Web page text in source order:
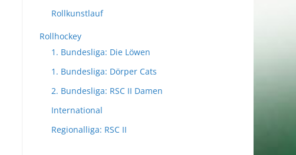
Rollkunstlauf
Rollhockey
1. Bundesliga: Die Löwen
1. Bundesliga: Dörper Cats
2. Bundesliga: RSC II Damen
International
Regionalliga: RSC II